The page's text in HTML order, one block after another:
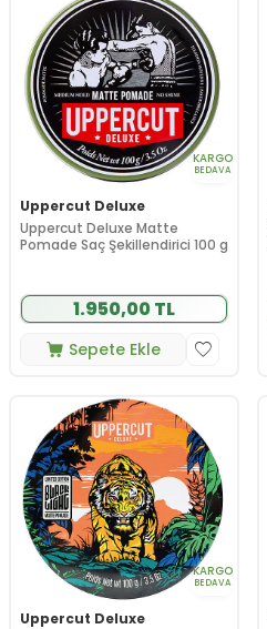
KARGO
BEDAVA
Uppercut Deluxe
Uppercut Deluxe Matte
Pomade Saç Şekillendirici 100 g
1.950,00 TL
Sepete Ekle
KARGO
BEDAVA
Uppercut Deluxe